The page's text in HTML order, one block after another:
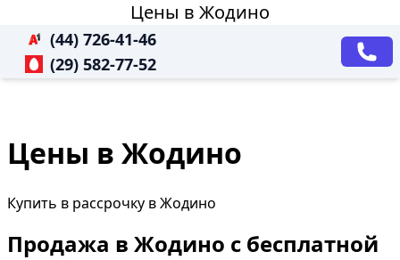
Цены в Жодино
(44) 726-41-46
(29) 582-77-52
Цены в Жодино
Купить в рассрочку в Жодино
Продажа в Жодино с бесплатной